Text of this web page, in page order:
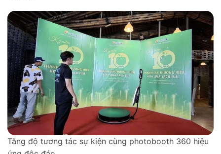
Tăng độ tương tác sự kiện cùng photobooth 360 hiệu